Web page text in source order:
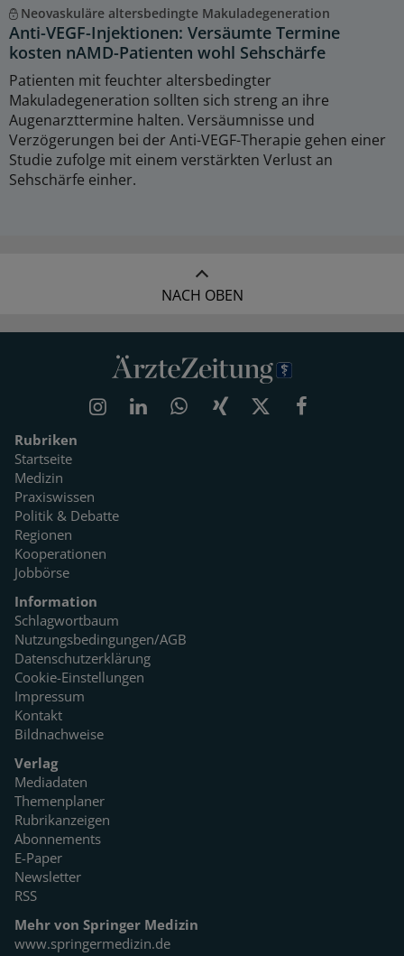
Neovaskuläre altersbedingte Makuladegeneration
Anti-VEGF-Injektionen: Versäumte Termine
kosten nAMD-Patienten wohl Sehschärfe
Patienten mit feuchter altersbedingter
Makuladegeneration sollten sich streng an ihre
Augenarzttermine halten. Versäumnisse und
Verzögerungen bei der Anti-VEGF-Therapie gehen einer
Studie zufolge mit einem verstärkten Verlust an
Sehschärfe einher.
NACH OBEN
Rubriken
Startseite
Medizin
Praxiswissen
Politik & Debatte
Regionen
Kooperationen
Jobbörse
Information
Schlagwortbaum
Nutzungsbedingungen/AGB
Datenschutzerklärung
Cookie-Einstellungen
Impressum
Kontakt
Bildnachweise
Verlag
Mediadaten
Themenplaner
Rubrikanzeigen
Abonnements
E-Paper
Newsletter
RSS
Mehr von Springer Medizin
www.springermedizin.de